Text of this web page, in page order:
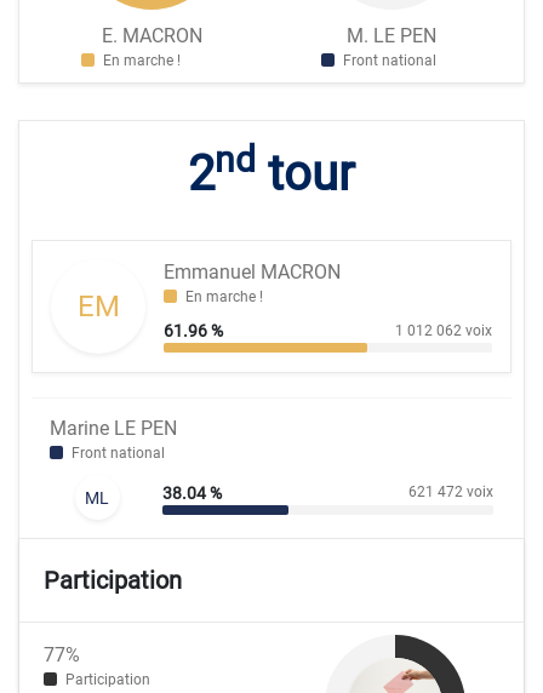
E. MACRON
En marche !
M. LE PEN
Front national
2nd tour
EM
Emmanuel MACRON
En marche !
61.96 % 1 012 062 voix
ML
Marine LE PEN
Front national
38.04 % 621 472 voix
Participation
77%
Participation